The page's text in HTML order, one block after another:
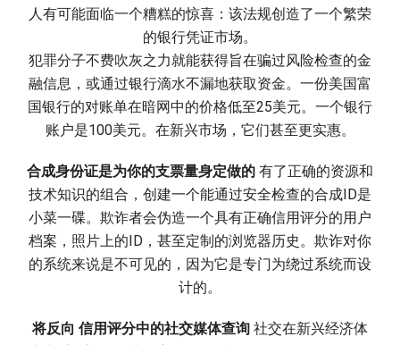
人有可能面临一个糟糕的惊喜：该法规创造了一个繁荣
的银行凭证市场。
犯罪分子不费吹灰之力就能获得旨在骗过风险检查的金
融信息，或通过银行滴水不漏地获取资金。一份美国富
国银行的对账单在暗网中的价格低至25美元。一个银行
账户是100美元。在新兴市场，它们甚至更实惠。
合成身份证是为你的支票量身定做的 有了正确的资源和
技术知识的组合，创建一个能通过安全检查的合成ID是
小菜一碟。欺诈者会伪造一个具有正确信用评分的用户
档案，照片上的ID，甚至定制的浏览器历史。欺诈对你
的系统来说是不可见的，因为它是专门为绕过系统而设
计的。
将反向 信用评分中的社交媒体查询 社交在新兴经济体